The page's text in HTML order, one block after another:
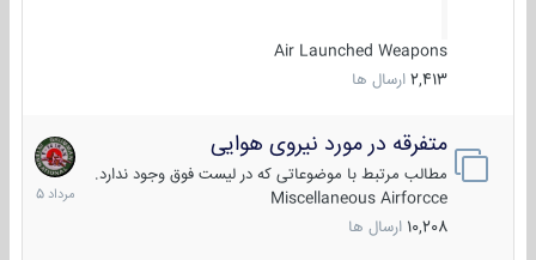
Air Launched Weapons
2,413 ارسال ها
متفرقه در مورد نیروی هوایی
مطالب مرتبط با موضوعاتی که در لیست فوق وجود ندارد.
Miscellaneous Airforcce
10,208 ارسال ها
7
مرداد
1405